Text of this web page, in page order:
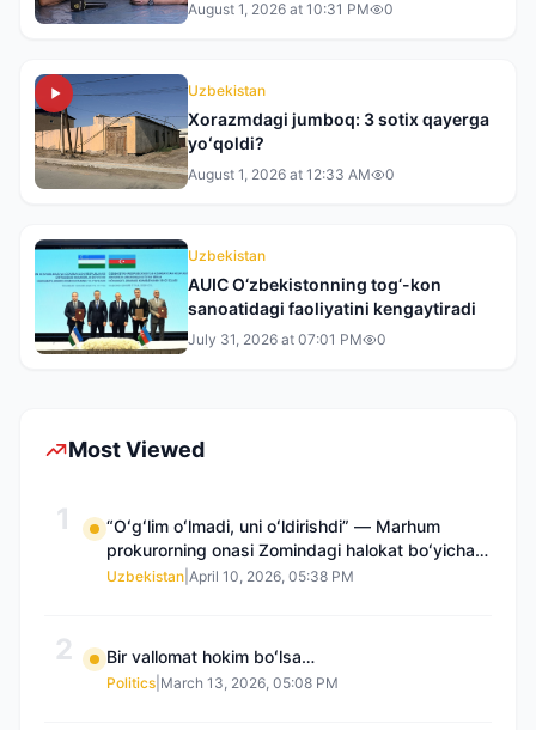
August 1, 2026 at 10:31 PM 0
Uzbekistan
Xorazmdagi jumboq: 3 sotix qayerga
yoʻqoldi?
August 1, 2026 at 12:33 AM 0
Uzbekistan
AUIC O‘zbekistonning tog‘-kon
sanoatidagi faoliyatini kengaytiradi
July 31, 2026 at 07:01 PM 0
Most Viewed
1
“Oʻgʻlim oʻlmadi, uni oʻldirishdi” — Marhum
prokurorning onasi Zomindagi halokat boʻyicha
qayta tergov talab qilmoqda
Uzbekistan April 10, 2026, 05:38 PM
2 Bir vallomat hokim boʻlsa…
Politics March 13, 2026, 05:08 PM